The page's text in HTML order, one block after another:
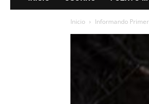
Inicio Informando